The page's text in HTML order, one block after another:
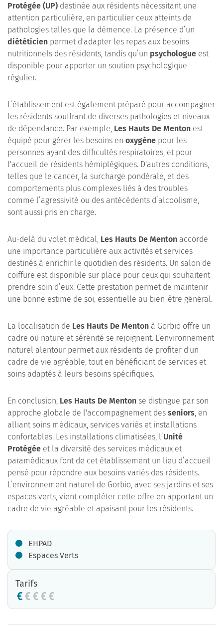
Protégée (UP) destinée aux résidents nécessitant une
attention particulière, en particulier ceux atteints de
pathologies telles que la démence. La présence d’un
diététicien permet d'adapter les repas aux besoins
nutritionnels des résidents, tandis qu’un psychologue est
disponible pour apporter un soutien psychologique
régulier.
L’établissement est également préparé pour accompagner
les résidents souffrant de diverses pathologies et niveaux
de dépendance. Par exemple, Les Hauts De Menton est
équipé pour gérer les besoins en oxygène pour les
personnes ayant des difficultés respiratoires, et pour
l'accueil de résidents hémiplégiques. D'autres conditions,
telles que le cancer, la surcharge pondérale, et des
comportements plus complexes liés à des troubles
comme l’agressivité ou des antécédents d’alcoolisme,
sont aussi pris en charge.
Au-delà du volet médical, Les Hauts De Menton accorde
une importance particulière aux activités et services
destinés à enrichir le quotidien des résidents. Un salon de
coiffure est disponible sur place pour ceux qui souhaitent
prendre soin d’eux. Cette prestation permet de maintenir
une bonne estime de soi, essentielle au bien-être général.
La localisation de Les Hauts De Menton à Gorbio offre un
cadre où nature et sérénité se rejoignent. L'environnement
naturel alentour permet aux résidents de profiter d'un
cadre de vie agréable, tout en bénéficiant de services et
soins adaptés à leurs besoins spécifiques.
En conclusion, Les Hauts De Menton se distingue par son
approche globale de l'accompagnement des seniors, en
alliant soins médicaux, services variés et installations
confortables. Les installations climatisées, l’Unité
Protégée et la diversité des services médicaux et
paramédicaux font de cet établissement un lieu d’accueil
pensé pour répondre aux besoins variés des résidents.
L’environnement naturel de Gorbio, avec ses jardins et ses
espaces verts, vient compléter cette offre en apportant un
cadre de vie agréable et apaisant pour les résidents.
EHPAD
Espaces Verts
Tarifs